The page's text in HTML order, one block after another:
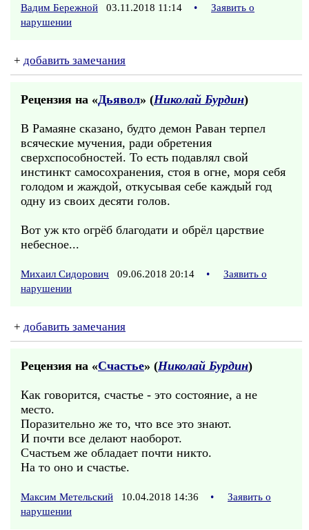
Вадим Бережной 03.11.2018 11:14 •
Заявить о
нарушении
+ добавить замечания
Рецензия на «Дьявол» (Николай Бурдин)
В Рамаяне сказано, будто демон Раван терпел
всяческие мучения, ради обретения
сверхспособностей. То есть подавлял свой
инстинкт самосохранения, стоя в огне, моря себя
голодом и жаждой, откусывая себе каждый год
одну из своих десяти голов.
Вот уж кто огрёб благодати и обрёл царствие
небесное...
Михаил Сидорович 09.06.2018 20:14 •
Заявить о
нарушении
+ добавить замечания
Рецензия на «Счастье» (Николай Бурдин)
Как говорится, счастье - это состояние, а не
место.
Поразительно же то, что все это знают.
И почти все делают наоборот.
Счастьем же обладает почти никто.
На то оно и счастье.
Максим Метельский 10.04.2018 14:36 •
Заявить о
нарушении